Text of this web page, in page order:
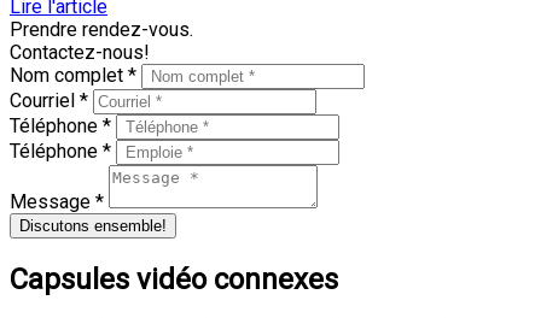
Lire l'article
Prendre rendez-vous.
Contactez-nous!
Nom complet *
Courriel *
Téléphone *
Téléphone *
Message *
Discutons ensemble!
Capsules vidéo connexes